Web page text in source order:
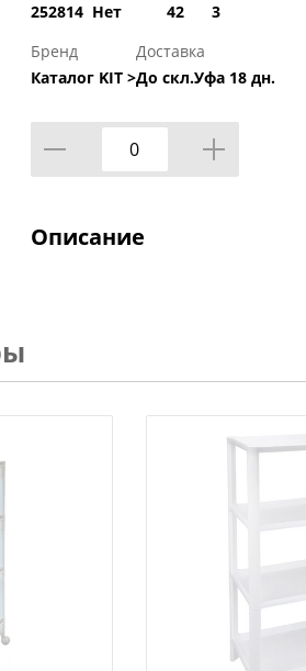
252814 Нет
42
3
Бренд
Каталог KIT >
Доставка
До скл.Уфа 18 дн.
Описание